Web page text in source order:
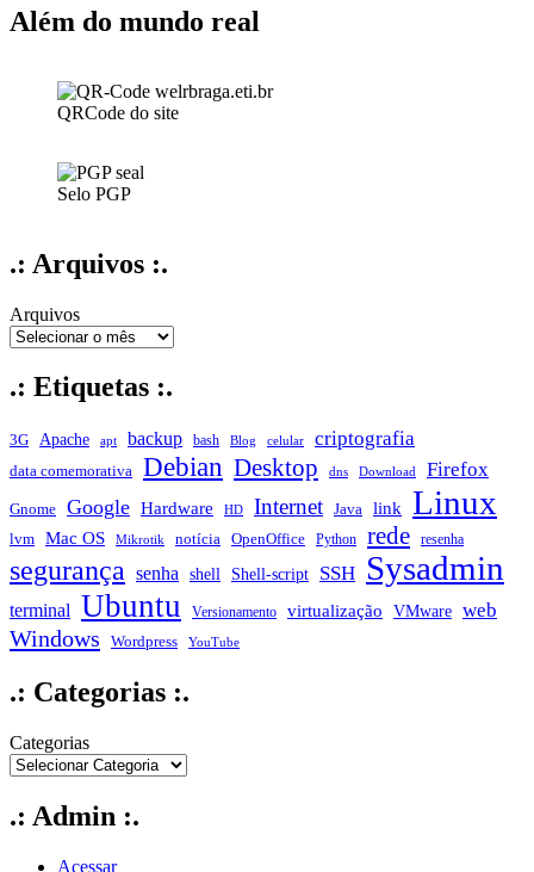
Além do mundo real
QRCode do site
Selo PGP
.: Arquivos :.
Arquivos
.: Etiquetas :.
3G Apache apt backup bash Blog celular criptografia
data comemorativa Debian Desktop dns Download Firefox
Gnome Google Hardware HD Internet Java link Linux
lvm Mac OS Mikrotik notícia OpenOffice Python rede resenha
segurança senha shell Shell-script SSH Sysadmin
terminal Ubuntu Versionamento virtualização VMware web
Windows Wordpress YouTube
.: Categorias :.
Categorias
.: Admin :.
Acessar